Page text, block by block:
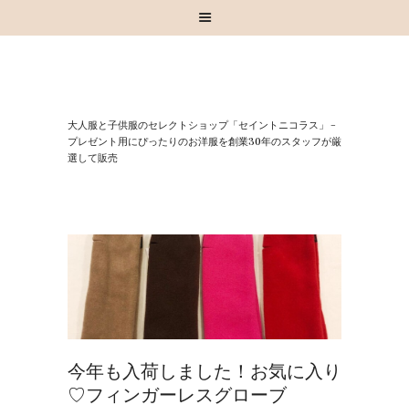
⼤⼈服と⼦供服のセレクトショップ「セイントニコラス」 –
プレゼント⽤にぴったりのお洋服を創業30年のスタッフが厳
選して販売
お知らせ
お買い物
取扱いブランド
お問い合わせ
今年も入荷しました！お気に入り
♡フィンガーレスグローブ